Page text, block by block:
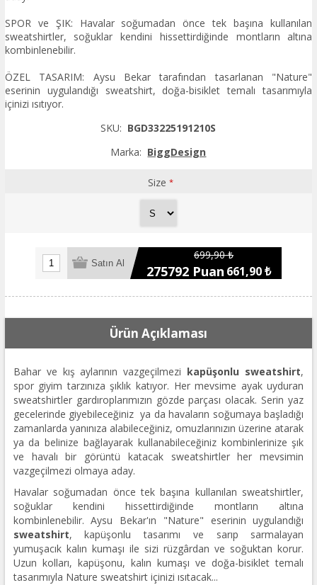
SPOR ve ŞIK: Havalar soğumadan önce tek başına kullanılan
sweatshirtler, soğuklar kendini hissettirdiğinde montların altına
kombinlenebilir.
ÖZEL TASARIM: Aysu Bekar tarafından tasarlanan "Nature"
eserinin uygulandığı sweatshirt, doğa-bisiklet temalı tasarımıyla
içinizi ısıtıyor.
SKU: BGD33225191210S
Marka: BiggDesign
Size *
699,90 ₺
275792 Puan 661,90 ₺
Ürün Açıklaması
Bahar ve kış aylarının vazgeçilmezi kapüşonlu sweatshirt,
spor giyim tarzınıza şıklık katıyor. Her mevsime ayak uyduran
sweatshirtler gardıroplarımızın gözde parçası olacak. Serin yaz
gecelerinde giyebileceğiniz ya da havaların soğumaya başladığı
zamanlarda yanınıza alabileceğiniz, omuzlarınızın üzerine atarak
ya da belinize bağlayarak kullanabileceğiniz kombinlerinize şık
ve havalı bir görüntü katacak sweatshirtler her mevsimin
vazgeçilmezi olmaya aday.
Havalar soğumadan önce tek başına kullanılan sweatshirtler,
soğuklar kendini hissettirdiğinde montların altına
kombinlenebilir. Aysu Bekar'ın "Nature" eserinin uygulandığı
sweatshirt, kapüşonlu tasarımı ve sarıp sarmalayan
yumuşacık kalın kumaşı ile sizi rüzgârdan ve soğuktan korur.
Uzun kolları, kapüşonu, kalın kumaşı ve doğa-bisiklet temalı
tasarımıyla Nature sweatshirt içinizi ısıtacak...